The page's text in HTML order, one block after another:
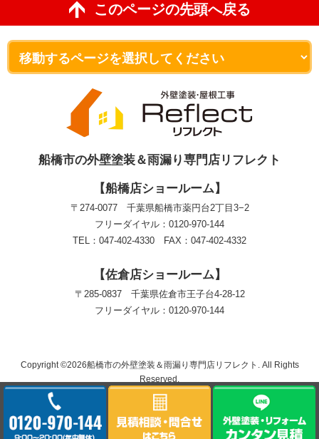
このページの先頭へ戻る
船橋市の外壁塗装＆雨漏り専門店リフレクト
【船橋店ショールーム】
〒274-0077 千葉県船橋市薬円台2丁目3−2
フリーダイヤル：0120-970-144
TEL：047-402-4330 FAX：047-402-4332
【佐倉店ショールーム】
〒285-0837 千葉県佐倉市王子台4-28-12
フリーダイヤル：0120-970-144
Copyright ©2026船橋市の外壁塗装＆雨漏り専門店リフレクト. All Rights
Reserved.